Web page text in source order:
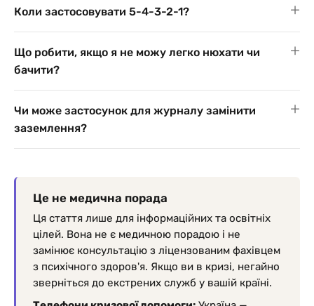
Коли застосовувати 5-4-3-2-1?
Що робити, якщо я не можу легко нюхати чи
бачити?
Чи може застосунок для журналу замінити
заземлення?
Це не медична порада
Ця стаття лише для інформаційних та освітніх
цілей. Вона не є медичною порадою і не
замінює консультацію з ліцензованим фахівцем
з психічного здоров'я. Якщо ви в кризі, негайно
зверніться до екстрених служб у вашій країні.